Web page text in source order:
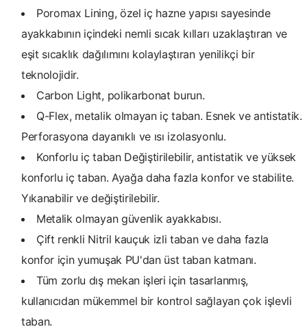
Poromax Lining, özel iç hazne yapısı sayesinde
ayakkabının içindeki nemli sıcak kılları uzaklaştıran ve
eşit sıcaklık dağılımını kolaylaştıran yenilikçi bir
teknolojidir.
Carbon Light, polikarbonat burun.
Q-Flex, metalik olmayan iç taban. Esnek ve antistatik.
Perforasyona dayanıklı ve ısı izolasyonlu.
Konforlu iç taban Değiştirilebilir, antistatik ve yüksek
konforlu iç taban. Ayağa daha fazla konfor ve stabilite.
Yıkanabilir ve değiştirilebilir.
Metalik olmayan güvenlik ayakkabısı.
Çift renkli Nitril kauçuk izli taban ve daha fazla
konfor için yumuşak PU'dan üst taban katmanı.
Tüm zorlu dış mekan işleri için tasarlanmış,
kullanıcıdan mükemmel bir kontrol sağlayan çok işlevli
taban.